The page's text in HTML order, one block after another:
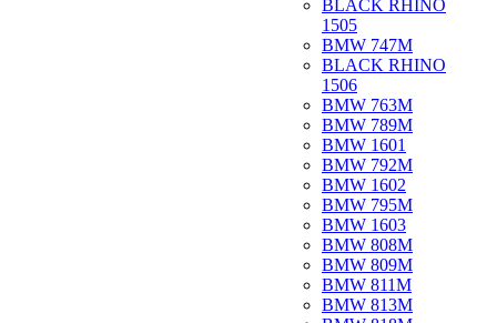
BLACK RHINO
1505
BMW 747M
BLACK RHINO
1506
BMW 763M
BMW 789M
BMW 1601
BMW 792M
BMW 1602
BMW 795M
BMW 1603
BMW 808M
BMW 809M
BMW 811M
BMW 813M